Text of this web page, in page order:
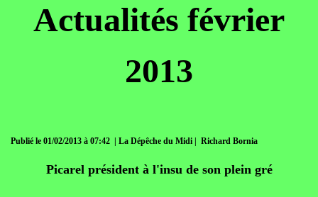
Actualités février
2013
Publié le 01/02/2013 à 07:42 | La Dépêche du Midi | Richard Bornia
Picarel président à l'insu de son plein gré